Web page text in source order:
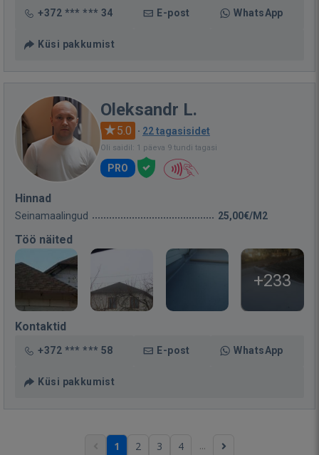
+372 *** *** 34 E-post WhatsApp
Küsi pakkumist
Oleksandr L.
5.0 · 22 tagasisidet
Oli saidil: 1 päeva 9 tundi tagasi
PRO
Hinnad
Seinamaalingud 25,00€/M2
Töö näited
+233
Kontaktid
+372 *** *** 58 E-post WhatsApp
Küsi pakkumist
1 2 3 4 ...